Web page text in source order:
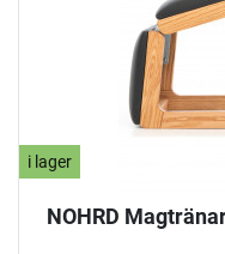
i lager
NOHRD